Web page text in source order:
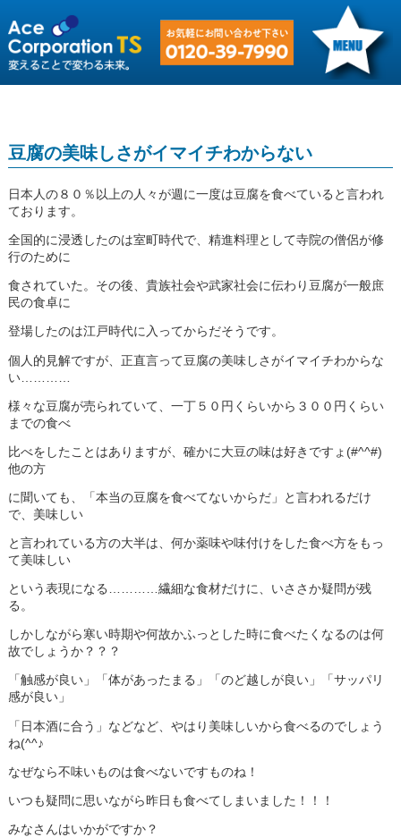
豆腐の美味しさがイマイチわからない
日本人の８０％以上の人々が週に一度は豆腐を食べていると言われ
ております。
全国的に浸透したのは室町時代で、精進料理として寺院の僧侶が修
行のために
食されていた。その後、貴族社会や武家社会に伝わり豆腐が一般庶
民の食卓に
登場したのは江戸時代に入ってからだそうです。
個人的見解ですが、正直言って豆腐の美味しさがイマイチわからな
い…………
様々な豆腐が売られていて、一丁５０円くらいから３００円くらい
までの食べ
比べをしたことはありますが、確かに大豆の味は好きですょ(#^^#)
他の方
に聞いても、「本当の豆腐を食べてないからだ」と言われるだけ
で、美味しい
と言われている方の大半は、何か薬味や味付けをした食べ方をもっ
て美味しい
という表現になる…………繊細な食材だけに、いささか疑問が残
る。
しかしながら寒い時期や何故かふっとした時に食べたくなるのは何
故でしょうか？？？
「触感が良い」「体があったまる」「のど越しが良い」「サッパリ
感が良い」
「日本酒に合う」などなど、やはり美味しいから食べるのでしょう
ね(^^♪
なぜなら不味いものは食べないですものね！
いつも疑問に思いながら昨日も食べてしまいました！！！
みなさんはいかがですか？